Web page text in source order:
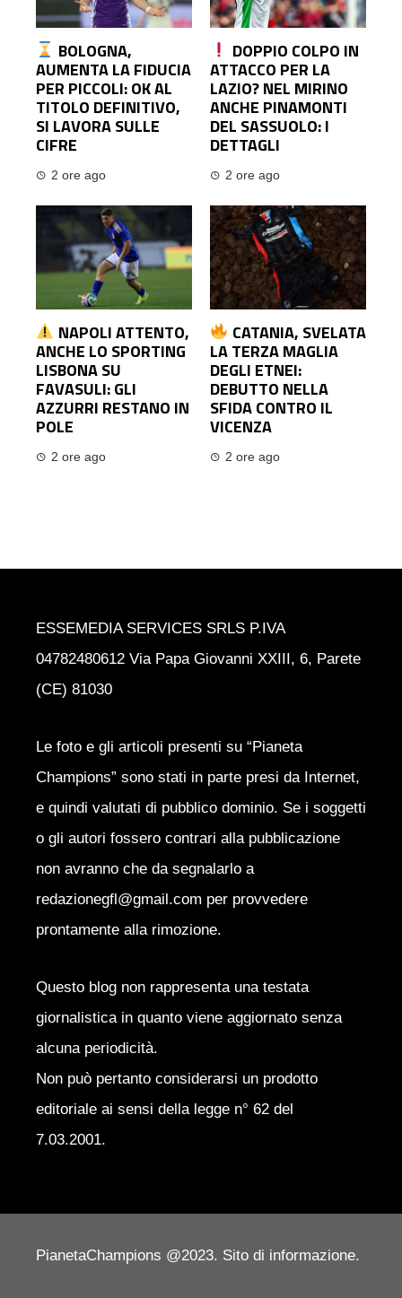
BOLOGNA,
AUMENTA LA FIDUCIA
PER PICCOLI: OK AL
TITOLO DEFINITIVO,
SI LAVORA SULLE
CIFRE
2 ore ago
DOPPIO COLPO IN
ATTACCO PER LA
LAZIO? NEL MIRINO
ANCHE PINAMONTI
DEL SASSUOLO: I
DETTAGLI
2 ore ago
NAPOLI ATTENTO,
ANCHE LO SPORTING
LISBONA SU
FAVASULI: GLI
AZZURRI RESTANO IN
POLE
2 ore ago
CATANIA, SVELATA
LA TERZA MAGLIA
DEGLI ETNEI:
DEBUTTO NELLA
SFIDA CONTRO IL
VICENZA
2 ore ago
ESSEMEDIA SERVICES SRLS P.IVA
04782480612 Via Papa Giovanni XXIII, 6, Parete
(CE) 81030
Le foto e gli articoli presenti su “Pianeta
Champions” sono stati in parte presi da Internet,
e quindi valutati di pubblico dominio. Se i soggetti
o gli autori fossero contrari alla pubblicazione
non avranno che da segnalarlo a
redazionegfl@gmail.com per provvedere
prontamente alla rimozione.
Questo blog non rappresenta una testata
giornalistica in quanto viene aggiornato senza
alcuna periodicità.
Non può pertanto considerarsi un prodotto
editoriale ai sensi della legge n° 62 del
7.03.2001.
PianetaChampions @2023. Sito di informazione.